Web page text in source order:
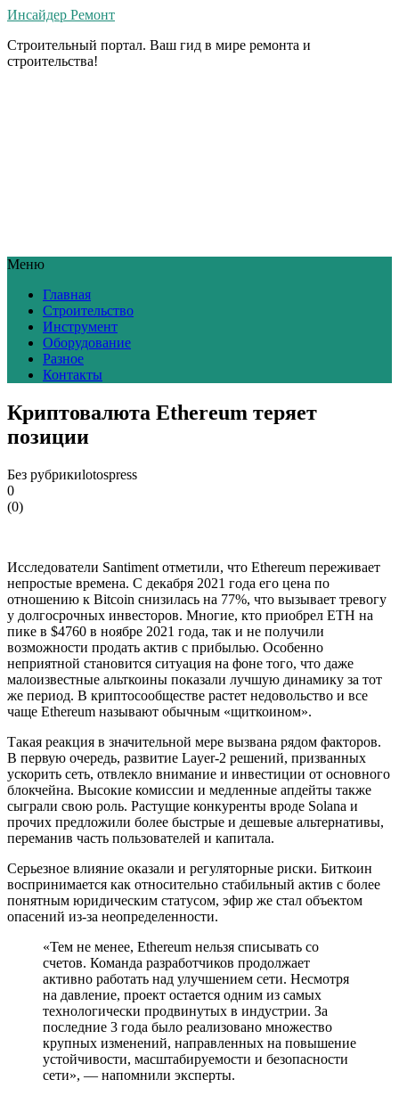
Инсайдер Ремонт
Строительный портал. Ваш гид в мире ремонта и
строительства!
Меню
Главная
Строительство
Инструмент
Оборудование
Разное
Контакты
Криптовалюта Ethereum теряет
позиции
Без рубрикиlotospress
0
(0)
Исследователи Santiment отметили, что Ethereum переживает
непростые времена. С декабря 2021 года его цена по
отношению к Bitcoin снизилась на 77%, что вызывает тревогу
у долгосрочных инвесторов. Многие, кто приобрел ETH на
пике в $4760 в ноябре 2021 года, так и не получили
возможности продать актив с прибылью. Особенно
неприятной становится ситуация на фоне того, что даже
малоизвестные альткоины показали лучшую динамику за тот
же период. В криптосообществе растет недовольство и все
чаще Ethereum называют обычным «щиткоином».
Такая реакция в значительной мере вызвана рядом факторов.
В первую очередь, развитие Layer-2 решений, призванных
ускорить сеть, отвлекло внимание и инвестиции от основного
блокчейна. Высокие комиссии и медленные апдейты также
сыграли свою роль. Растущие конкуренты вроде Solana и
прочих предложили более быстрые и дешевые альтернативы,
переманив часть пользователей и капитала.
Серьезное влияние оказали и регуляторные риски. Биткоин
воспринимается как относительно стабильный актив с более
понятным юридическим статусом, эфир же стал объектом
опасений из-за неопределенности.
«Тем не менее, Ethereum нельзя списывать со
счетов. Команда разработчиков продолжает
активно работать над улучшением сети. Несмотря
на давление, проект остается одним из самых
технологически продвинутых в индустрии. За
последние 3 года было реализовано множество
крупных изменений, направленных на повышение
устойчивости, масштабируемости и безопасности
сети», — напомнили эксперты.